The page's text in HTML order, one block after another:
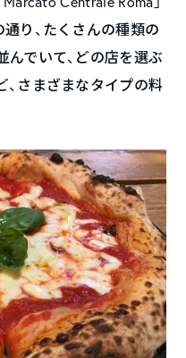
り、たくさんの種類の
でいて、どの店を選ぶ
さまざまなタイプの料